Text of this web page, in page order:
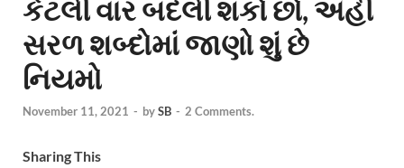
કેટલી વાર બદલી શકો છો, અહીં
સરળ શબ્દોમાં જાણો શું છે
નિયમો
November 11, 2021 - bySB - 2 Comments.
Sharing This